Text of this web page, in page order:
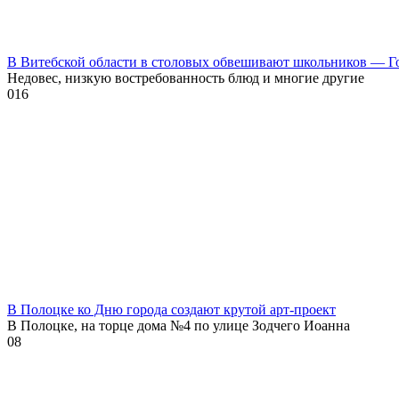
В Витебской области в столовых обвешивают школьников —
Недовес, низкую востребованность блюд и многие другие
016
В Полоцке ко Дню города создают крутой арт-проект
В Полоцке, на торце дома №4 по улице Зодчего Иоанна
08